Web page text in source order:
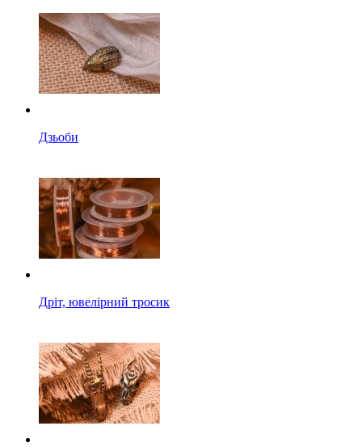
Дзьоби
Дріт, ювелірний тросик